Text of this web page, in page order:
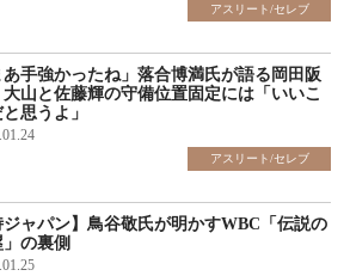
アスリート/セレブ
あ手強かったね」落合博満氏が語る岡田阪
山と佐藤輝の守備位置固定には「いいこ
思うよ」
アスリート/セレブ
ジャパン】鳥谷敬氏が明かすWBC「伝説の
」の裏側